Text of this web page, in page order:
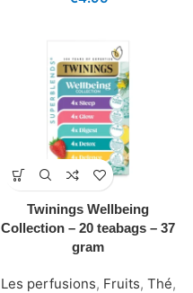
Twinings Wellbeing
Collection – 20 teabags – 37
gram
Les perfusions, Fruits, Thé,